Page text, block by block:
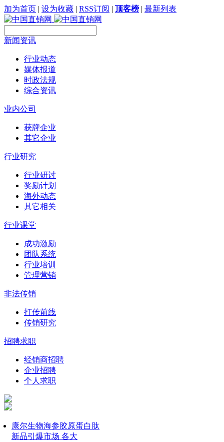
加为首页 | 设为收藏 | RSS订阅 | 顶客榜 | 最新列表
新闻资讯
行业动态
媒体报道
时政法规
综合资讯
业内公司
获牌企业
其它企业
行业研究
行业研讨
奖励计划
海外动态
其它相关
行业课堂
成功激励
团队系统
行业培训
管理营销
非法传销
打传前线
传销研究
招聘求职
经销商招聘
企业招聘
个人求职
康尔生物海参胶原蛋白肽
新品引爆市场 各大